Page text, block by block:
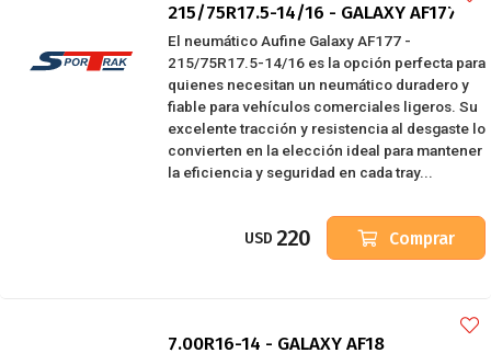
215/75R17.5-14/16 - GALAXY AF177
El neumático Aufine Galaxy AF177 -
215/75R17.5-14/16 es la opción perfecta para
quienes necesitan un neumático duradero y
fiable para vehículos comerciales ligeros. Su
excelente tracción y resistencia al desgaste lo
convierten en la elección ideal para mantener
la eficiencia y seguridad en cada tray...
USD 220 Comprar
7.00R16-14 - GALAXY AF18